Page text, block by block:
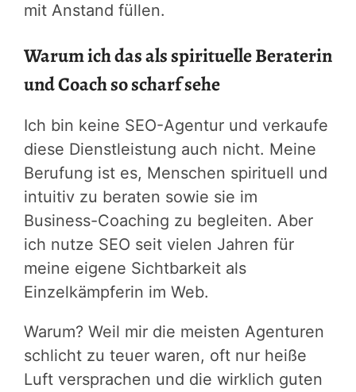
mit Anstand füllen.
Warum ich das als spirituelle Beraterin
und Coach so scharf sehe
Ich bin keine SEO-Agentur und verkaufe
diese Dienstleistung auch nicht. Meine
Berufung ist es, Menschen spirituell und
intuitiv zu beraten sowie sie im
Business-Coaching zu begleiten. Aber
ich nutze SEO seit vielen Jahren für
meine eigene Sichtbarkeit als
Einzelkämpferin im Web.
Warum? Weil mir die meisten Agenturen
schlicht zu teuer waren, oft nur heiße
Luft versprachen und die wirklich guten